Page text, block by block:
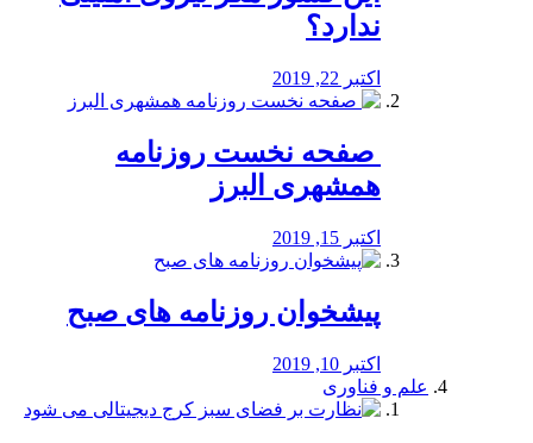
ندارد؟
اکتبر 22, 2019
️ صفحه نخست روزنامه‌
همشهری البرز
اکتبر 15, 2019
پیشخوان روزنامه های صبح
اکتبر 10, 2019
علم و فناوری